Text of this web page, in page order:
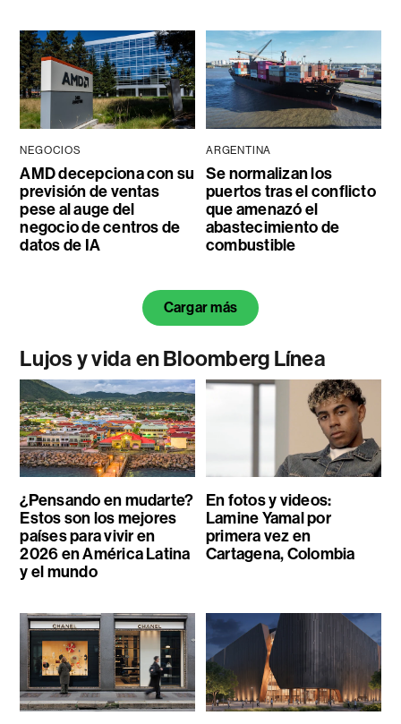
NEGOCIOS
AMD decepciona con su
previsión de ventas
pese al auge del
negocio de centros de
datos de IA
ARGENTINA
Se normalizan los
puertos tras el conflicto
que amenazó el
abastecimiento de
combustible
Cargar más
Lujos y vida en Bloomberg Línea
¿Pensando en mudarte?
Estos son los mejores
países para vivir en
2026 en América Latina
y el mundo
En fotos y videos:
Lamine Yamal por
primera vez en
Cartagena, Colombia